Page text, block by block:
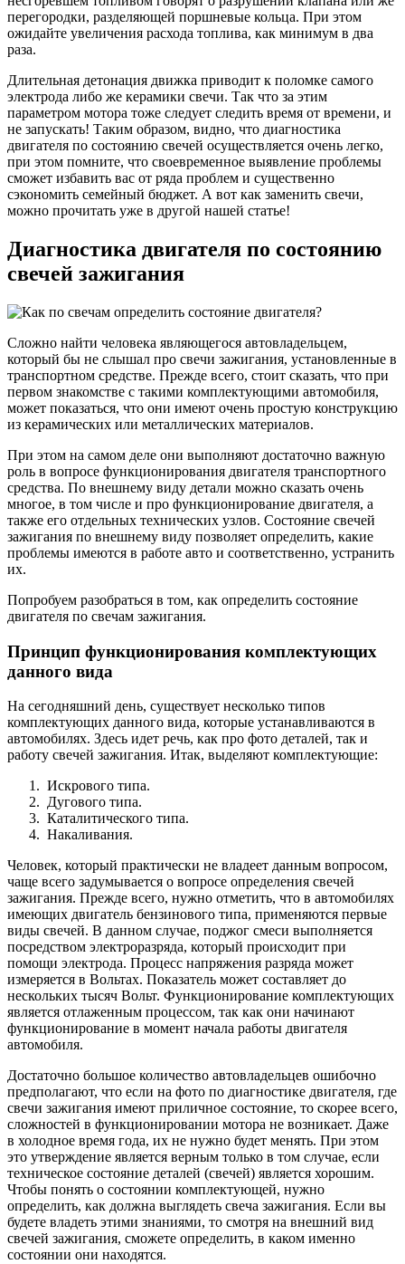
перегородки, разделяющей поршневые кольца. При этом
ожидайте увеличения расхода топлива, как минимум в два
раза.
Длительная детонация движка приводит к поломке самого
электрода либо же керамики свечи. Так что за этим
параметром мотора тоже следует следить время от времени, и
не запускать! Таким образом, видно, что диагностика
двигателя по состоянию свечей осуществляется очень легко,
при этом помните, что своевременное выявление проблемы
сможет избавить вас от ряда проблем и существенно
сэкономить семейный бюджет. А вот как заменить свечи,
можно прочитать уже в другой нашей статье!
Диагностика двигателя по состоянию
свечей зажигания
Сложно найти человека являющегося автовладельцем,
который бы не слышал про свечи зажигания, установленные в
транспортном средстве. Прежде всего, стоит сказать, что при
первом знакомстве с такими комплектующими автомобиля,
может показаться, что они имеют очень простую конструкцию
из керамических или металлических материалов.
При этом на самом деле они выполняют достаточно важную
роль в вопросе функционирования двигателя транспортного
средства. По внешнему виду детали можно сказать очень
многое, в том числе и про функционирование двигателя, а
также его отдельных технических узлов. Состояние свечей
зажигания по внешнему виду позволяет определить, какие
проблемы имеются в работе авто и соответственно, устранить
их.
Попробуем разобраться в том, как определить состояние
двигателя по свечам зажигания.
Принцип функционирования комплектующих
данного вида
На сегодняшний день, существует несколько типов
комплектующих данного вида, которые устанавливаются в
автомобилях. Здесь идет речь, как про фото деталей, так и
работу свечей зажигания. Итак, выделяют комплектующие:
Искрового типа.
Дугового типа.
Каталитического типа.
Накаливания.
Человек, который практически не владеет данным вопросом,
чаще всего задумывается о вопросе определения свечей
зажигания. Прежде всего, нужно отметить, что в автомобилях
имеющих двигатель бензинового типа, применяются первые
виды свечей. В данном случае, поджог смеси выполняется
посредством электроразряда, который происходит при
помощи электрода. Процесс напряжения разряда может
измеряется в Вольтах. Показатель может составляет до
нескольких тысяч Вольт. Функционирование комплектующих
является отлаженным процессом, так как они начинают
функционирование в момент начала работы двигателя
автомобиля.
Достаточно большое количество автовладельцев ошибочно
предполагают, что если на фото по диагностике двигателя, где
свечи зажигания имеют приличное состояние, то скорее всего,
сложностей в функционировании мотора не возникает. Даже
в холодное время года, их не нужно будет менять. При этом
это утверждение является верным только в том случае, если
техническое состояние деталей (свечей) является хорошим.
Чтобы понять о состоянии комплектующей, нужно
определить, как должна выглядеть свеча зажигания. Если вы
будете владеть этими знаниями, то смотря на внешний вид
свечей зажигания, сможете определить, в каком именно
состоянии они находятся.